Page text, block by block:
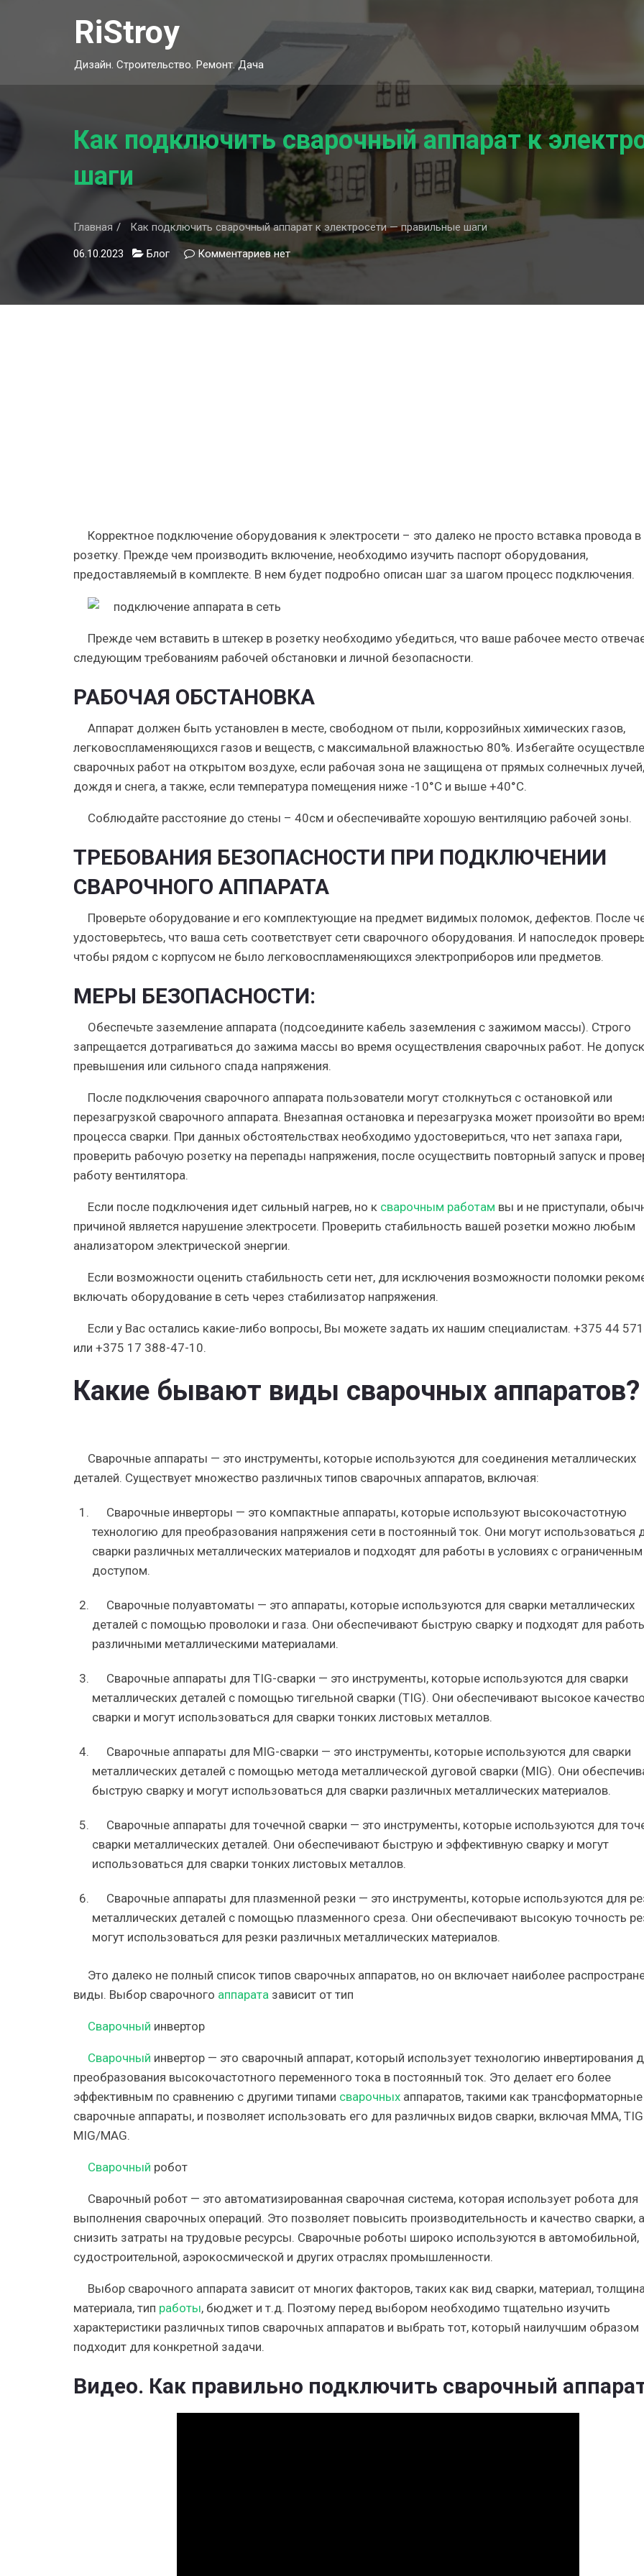
RiStroy
Дизайн. Строительство. Ремонт. Дача
Как подключить сварочный аппарат к
шаги
Главная Как подключить сварочный аппарат к электросети — правильные шаги
06.10.2023 Блог Комментариевк
записи
подключить
нет
Корректное подключение оборудования к электросети – это далеко не просто вставка провода в
розетку. Прежде чем производить включение, необходимо изучить паспорт оборудования,
предоставляемый в комплекте. В нем будет подробно описан шаг за шагом процесс подключения.
Прежде чем вставить в штекер в розетку необходимо убедиться, что ваше рабочее место
следующим требованиям рабочей обстановки и личной безопасности.
РАБОЧАЯ ОБСТАНОВКА
Аппарат должен быть установлен в месте, свободном от пыли, коррозийных химических газов,
легковоспламеняющихся газов и веществ, с максимальной влажностью 80%. Избегайте
сварочных работ на открытом воздухе, если рабочая зона не защищена от прямых солнечных лучей,
дождя и снега, а также, если температура помещения ниже -10°C и выше +40°C.
Соблюдайте расстояние до стены – 40см и обеспечивайте хорошую вентиляцию рабочей зоны.
ТРЕБОВАНИЯ БЕЗОПАСНОСТИ ПРИ ПОДКЛЮЧЕНИИ
СВАРОЧНОГО АППАРАТА
Проверьте оборудование и его комплектующие на предмет видимых поломок, дефектов. После
удостоверьтесь, что ваша сеть соответствует сети сварочного оборудования. И напоследок
чтобы рядом с корпусом не было легковоспламеняющихся электроприборов или предметов.
МЕРЫ БЕЗОПАСНОСТИ:
Обеспечьте заземление аппарата (подсоедините кабель заземления с зажимом массы). Строго
запрещается дотрагиваться до зажима массы во время осуществления сварочных работ. Не
превышения или сильного спада напряжения.
После подключения сварочного аппарата пользователи могут столкнуться с остановкой или
перезагрузкой сварочного аппарата. Внезапная остановка и перезагрузка может произойти во
процесса сварки. При данных обстоятельствах необходимо удостовериться, что нет запаха гари,
проверить рабочую розетку на перепады напряжения, после осуществить повторный запуск и
работу вентилятора.
Если после подключения идет сильный нагрев, но к сварочным работам вы и не приступали,
причиной является нарушение электросети. Проверить стабильность вашей розетки можно любым
анализатором электрической энергии.
Если возможности оценить стабильность сети нет, для исключения возможности поломки
включать оборудование в сеть через стабилизатор напряжения.
Если у Вас остались какие-либо вопросы, Вы можете задать их нашим специалистам. +375 44
или +375 17 388-47-10.
Какие бывают виды сварочных аппаратов?
Сварочные аппараты — это инструменты, которые используются для соединения металлических
деталей. Существует множество различных типов сварочных аппаратов, включая:
Сварочные инверторы — это компактные аппараты, которые используют высокочастотную
технологию для преобразования напряжения сети в постоянный ток. Они могут использоваться
сварки различных металлических материалов и подходят для работы в условиях с ограниченным
доступом.
Сварочные полуавтоматы — это аппараты, которые используются для сварки металлических
деталей с помощью проволоки и газа. Они обеспечивают быструю сварку и подходят для
различными металлическими материалами.
Сварочные аппараты для TIG-сварки — это инструменты, которые используются для сварки
металлических деталей с помощью тигельной сварки (TIG). Они обеспечивают высокое качество
сварки и могут использоваться для сварки тонких листовых металлов.
Сварочные аппараты для MIG-сварки — это инструменты, которые используются для сварки
металлических деталей с помощью метода металлической дуговой сварки (MIG). Они
быструю сварку и могут использоваться для сварки различных металлических материалов.
Сварочные аппараты для точечной сварки — это инструменты, которые используются для
сварки металлических деталей. Они обеспечивают быструю и эффективную сварку и могут
использоваться для сварки тонких листовых металлов.
Сварочные аппараты для плазменной резки — это инструменты, которые используются для
металлических деталей с помощью плазменного среза. Они обеспечивают высокую точность
могут использоваться для резки различных металлических материалов.
Это далеко не полный список типов сварочных аппаратов, но он включает наиболее
виды. Выбор сварочного аппарата зависит от тип
Сварочный инвертор
Сварочный инвертор — это сварочный аппарат, который использует технологию инвертирования
преобразования высокочастотного переменного тока в постоянный ток. Это делает его более
эффективным по сравнению с другими типами сварочных аппаратов, такими как трансформаторные
сварочные аппараты, и позволяет использовать его для различных видов сварки, включая MMA,
MIG/MAG.
Сварочный робот
Сварочный робот — это автоматизированная сварочная система, которая использует робота для
выполнения сварочных операций. Это позволяет повысить производительность и качество сварки,
снизить затраты на трудовые ресурсы. Сварочные роботы широко используются в автомобильной,
судостроительной, аэрокосмической и других отраслях промышленности.
Выбор сварочного аппарата зависит от многих факторов, таких как вид сварки, материал, толщина
материала, тип работы, бюджет и т.д. Поэтому перед выбором необходимо тщательно изучить
характеристики различных типов сварочных аппаратов и выбрать тот, который наилучшим образом
подходит для конкретной задачи.
Видео. Как правильно подключить сварочный